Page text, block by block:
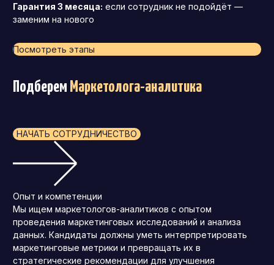
Гарантия 3 месяца: если сотрудник не подойдёт —
заменим на нового
Посмотреть этапы
Подберем Маркетолога-аналитика
НАЧАТЬ СОТРУДНИЧЕСТВО
Опыт и компетенции
Мы ищем маркетологов-аналитиков с опытом
проведения маркетинговых исследований и анализа
данных. Кандидаты должны уметь интерпретировать
маркетинговые метрики и превращать их в
стратегические рекомендации для улучшения